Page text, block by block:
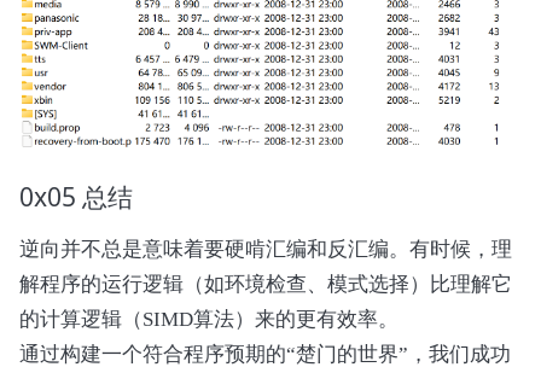
0x05 总结
逆向并不总是意味着要硬啃汇编和反汇编。有时候，理
解程序的运行逻辑（如环境检查、模式选择）比理解它
的计算逻辑（SIMD算法）来的更有效率。
通过构建一个符合程序预期的“楚门的世界”，我们成功